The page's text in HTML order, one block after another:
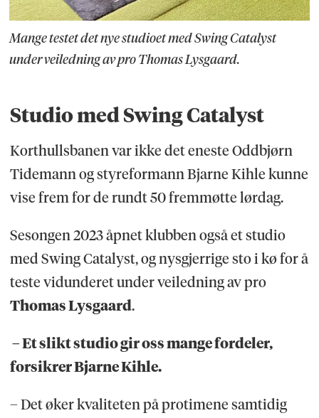
Mange testet det nye studioet med Swing Catalyst
under veiledning av pro Thomas Lysgaard.
Studio med Swing Catalyst
Korthullsbanen var ikke det eneste Oddbjørn
Tidemann og styreformann Bjarne Kihle kunne
vise frem for de rundt 50 fremmøtte lørdag.
Sesongen 2023 åpnet klubben også et studio
med Swing Catalyst, og nysgjerrige sto i kø for å
teste vidunderet under veiledning av pro
Thomas Lysgaard.
– Et slikt studio gir oss mange fordeler,
forsikrer Bjarne Kihle.
– Det øker kvaliteten på protimene samtidig